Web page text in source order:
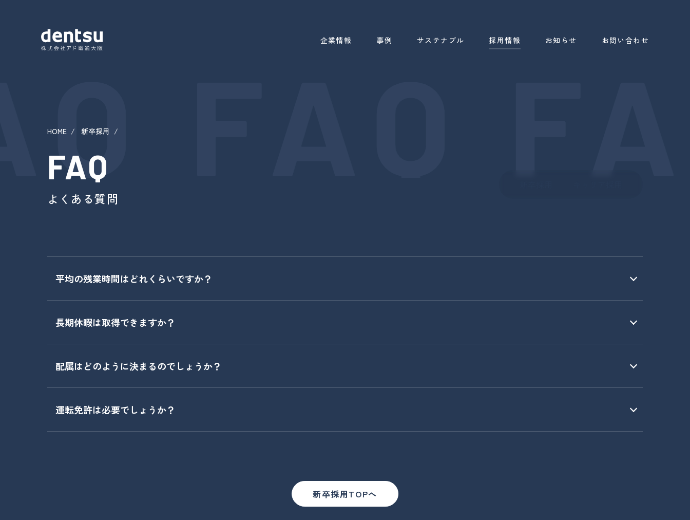
企業情報 事例 サステナブル 採用情報 お知らせ お問い合わせ
FAQ
HOME 新卒採用
FAQ
よくある質問
平均の残業時間はどれくらいですか？
長期休暇は取得できますか？
配属はどのように決まるのでしょうか？
運転免許は必要でしょうか？
新卒採用TOPへ